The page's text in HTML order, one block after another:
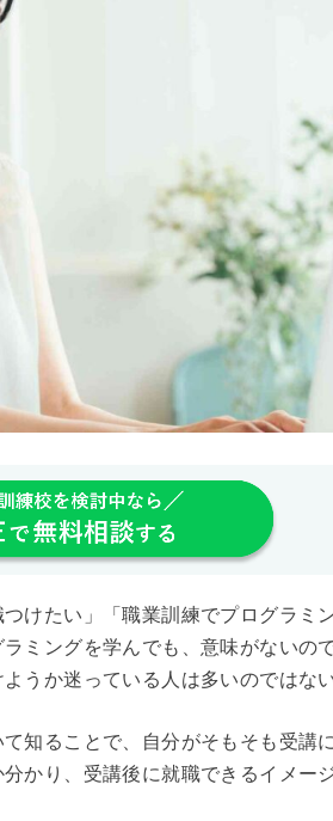
けたい」「職業訓練でプログラミ
ミングを学んでも、意味がないの
うか迷っている人は多いのではな
知ることで、自分がそもそも受講
かり、受講後に就職できるイメー